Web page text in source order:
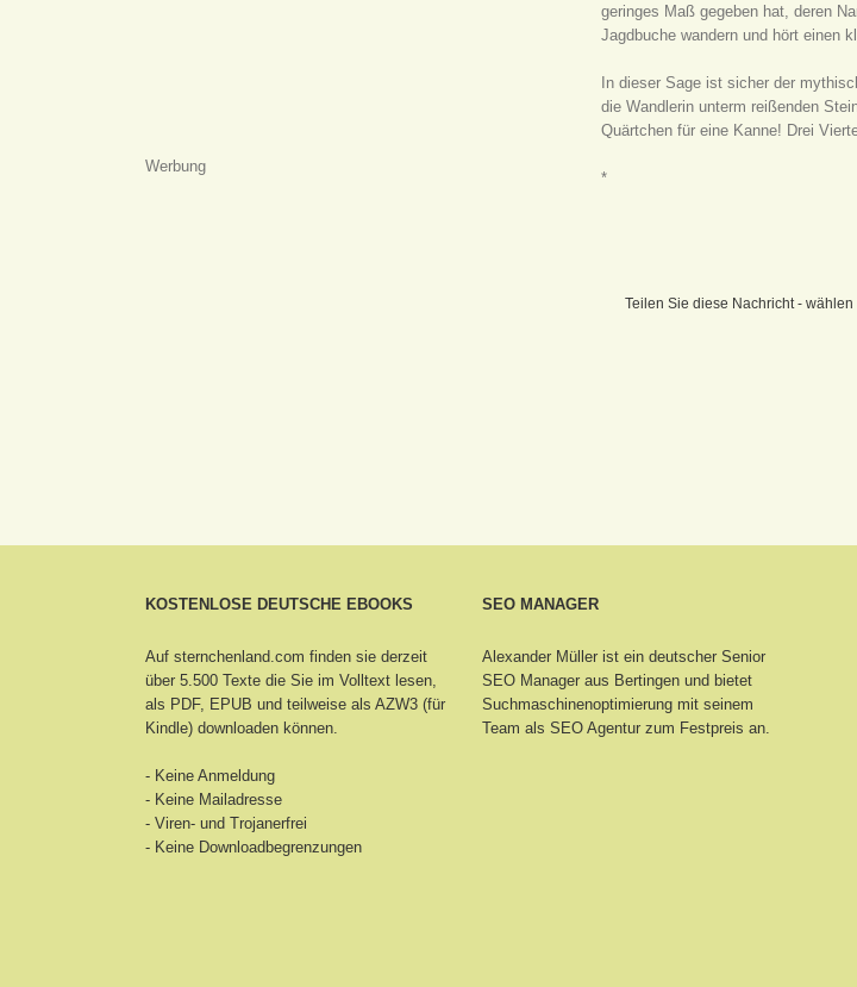
geringes Maß gegeben hat, deren
Jagdbuche wandern und hört einen
In dieser Sage ist sicher der
die Wandlerin unterm reißenden
Quärtchen für eine Kanne! Drei
*
Teilen Sie diese Nachricht -
Werbung
KOSTENLOSE DEUTSCHE EBOOKS
Auf sternchenland.com finden sie derzeit
über 5.500 Texte die Sie im Volltext lesen,
als PDF, EPUB und teilweise als AZW3 (für
Kindle) downloaden können.
- Keine Anmeldung
- Keine Mailadresse
- Viren- und Trojanerfrei
- Keine Downloadbegrenzungen
SEO MANAGER
Alexander Müller ist ein deutscher Senior
SEO Manager aus Bertingenund bietet
Suchmaschinenoptimierung mit seinem
Team als SEO Agentur zum Festpreis an.